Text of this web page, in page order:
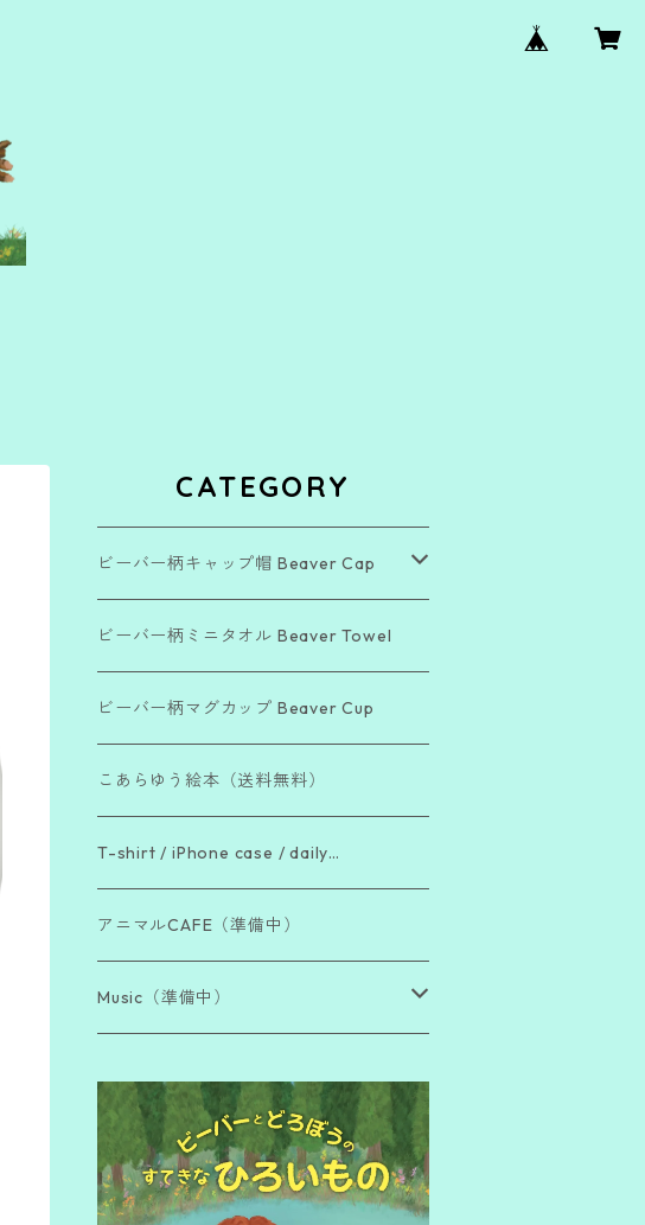
CATEGORY
ビーバー柄キャップ帽 Beaver Cap
「Beautiful Day」シリーズ
「Bea Cool !」シリーズ
「The Beaver Blend」シリーズ
「働き者ビーバー」シリーズ
「脱力系ビーバー」シリーズ
ビーバー柄ミニタオル Beaver Towel
ビーバー柄マグカップ Beaver Cup
こあらゆう絵本（送料無料）
T-shirt / iPhone case / daily…
アニマルCAFE（準備中）
Music（準備中）
Famous Japanese Poems
Commissioned work